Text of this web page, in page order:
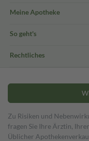
Meine Apotheke
So geht's
Rechtliches
Zu Risiken und
fragen Sie Ihre Ärztin,
Üblicher